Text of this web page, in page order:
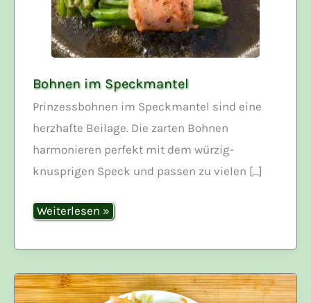
Bohnen im Speckmantel
Prinzessbohnen im Speckmantel sind eine
herzhafte Beilage. Die zarten Bohnen
harmonieren perfekt mit dem würzig-
knusprigen Speck und passen zu vielen […]
Bohnen
im
Weiterlesen »